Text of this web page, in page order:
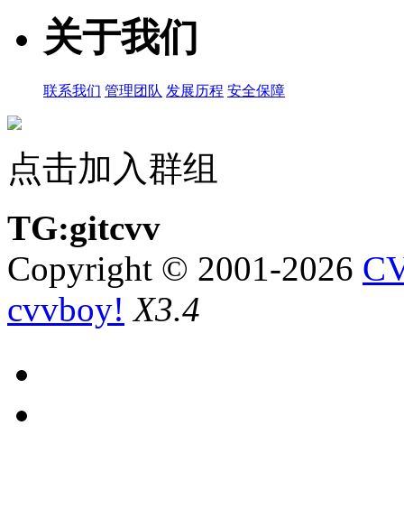
关于我们
联系我们 管理团队 发展历程 安全保障
点击加入群组
TG:gitcvv
Copyright © 2001-2026
cvvboy! X3.4